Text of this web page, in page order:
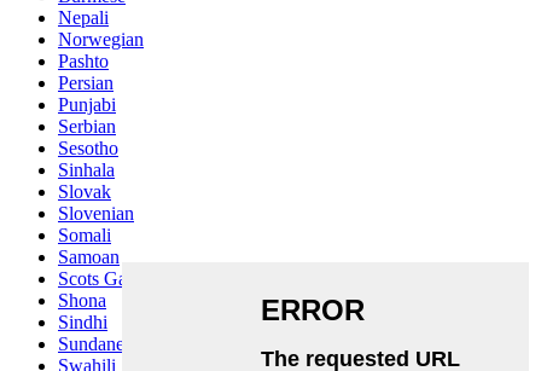
Nepali
Norwegian
Pashto
Persian
Punjabi
Serbian
Sesotho
Sinhala
Slovak
Slovenian
Somali
Samoan
Scots Gaelic
Shona
Sindhi
Sundanese
Swahili